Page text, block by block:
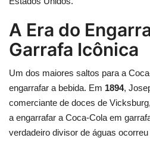
A Era do
Garrafa Icônica
Um dos maiores saltos para a
engarrafar a bebida. Em 1894,
comerciante de doces de
a engarrafar a Coca-Cola em
verdadeiro divisor de águas ocorreu